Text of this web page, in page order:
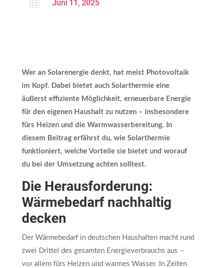
 Juni 11, 2025
Wer an Solarenergie denkt, hat meist Photovoltaik
im Kopf. Dabei bietet auch Solarthermie eine
äußerst effiziente Möglichkeit, erneuerbare Energie
für den eigenen Haushalt zu nutzen – insbesondere
fürs Heizen und die Warmwasserbereitung. In
diesem Beitrag erfährst du, wie Solarthermie
funktioniert, welche Vorteile sie bietet und worauf
du bei der Umsetzung achten solltest.
Die Herausforderung:
Wärmebedarf nachhaltig
decken
Der Wärmebedarf in deutschen Haushalten macht rund
zwei Drittel des gesamten Energieverbrauchs aus –
vor allem fürs Heizen und warmes Wasser. In Zeiten